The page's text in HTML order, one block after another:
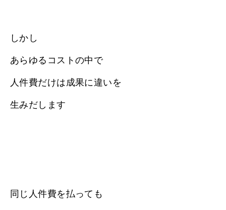
しかし
あらゆるコストの中で
人件費だけは成果に違いを
生みだします
同じ人件費を払っても